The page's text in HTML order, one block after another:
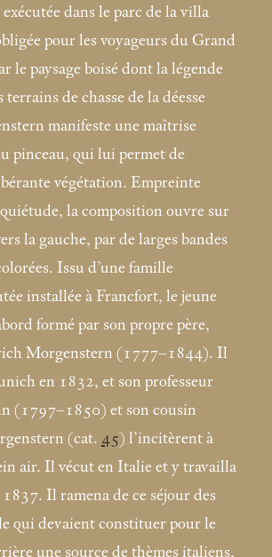
dans le parc de la villa
pour les voyageurs du Grand
le paysage boisé dont la légende
terrains de chasse de la déesse
manifeste une maîtrise
pinceau, qui lui permet de
végétation. Empreinte
la composition ouvre sur
la gauche, par de larges bandes
Issu d’une famille
installée à Francfort, le jeune
formé par son propre père,
Morgenstern (1777–1844). Il
en 1832, et son professeur
(1797–1850) et son cousin
(cat. 45) l’incitèrent à
air. Il vécut en Italie et y travailla
Il ramena de ce séjour des
qui devaient constituer pour le
une source de thèmes italiens,